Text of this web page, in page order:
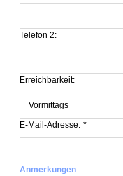
Telefon 2:
Erreichbarkeit:
E-Mail-Adresse: *
Anmerkungen